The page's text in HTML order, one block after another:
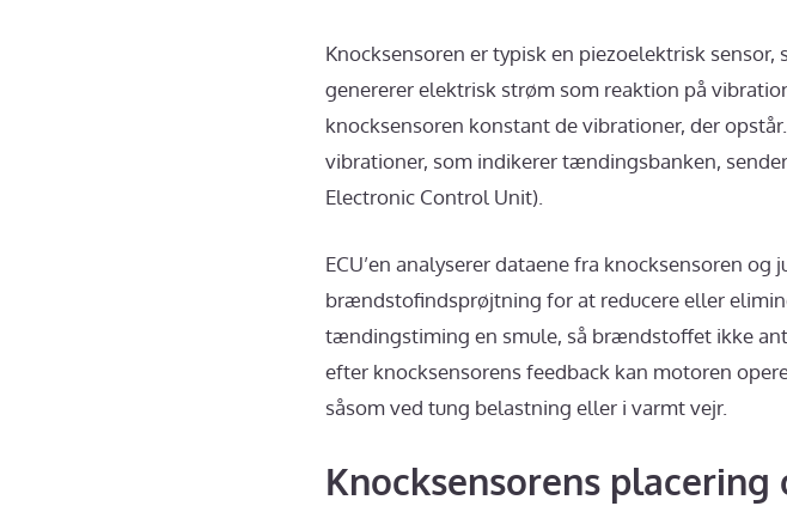
Knocksensoren er typisk en piezoelektrisk
genererer elektrisk strøm som reaktion på
knocksensoren konstant de vibrationer, der
vibrationer, som indikerer tændingsbanken,
Electronic Control Unit).
ECU’en analyserer dataene fra knocksensoren
brændstofindsprøjtning for at reducere eller
tændingstiming en smule, så brændstoffet ikke
efter knocksensorens feedback kan motoren
såsom ved tung belastning eller i varmt vejr.
Knocksensorens